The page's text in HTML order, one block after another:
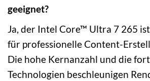
geeignet?
Ja, der Intel Core™ Ultra 7 265
für professionelle Content-
Die hohe Kernanzahl und die
Technologien beschleunigen